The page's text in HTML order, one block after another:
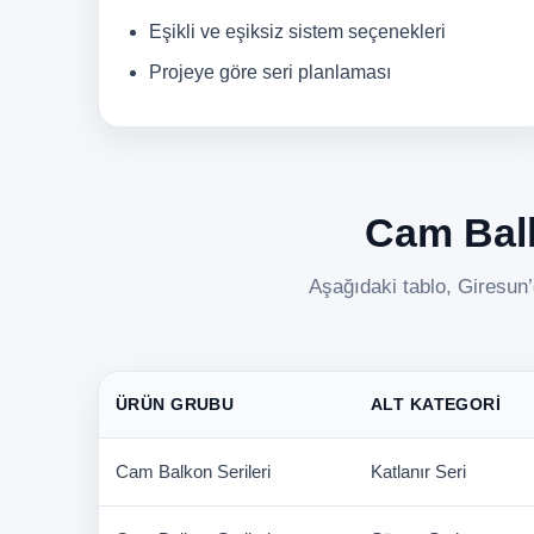
Eşikli ve eşiksiz sistem seçenekleri
Projeye göre seri planlaması
Cam
Aşağıdaki tablo,
ÜRÜN GRUBU ALT KATEGORI
Cam Balkon Serileri Katlanır Seri